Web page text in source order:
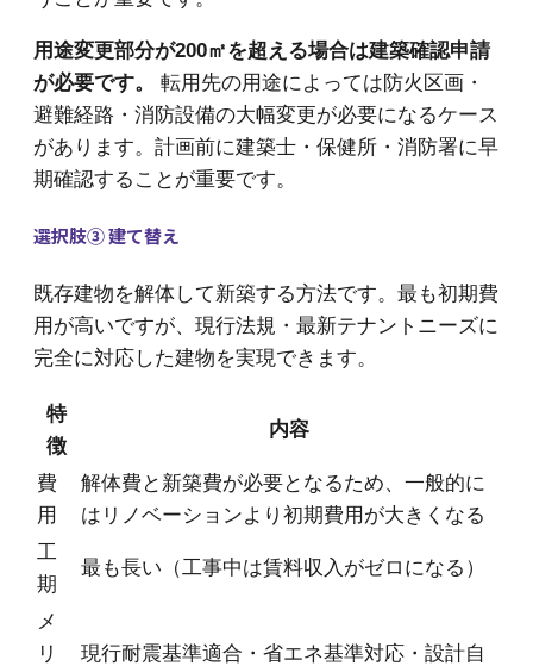
用途変更部分が200㎡を超える場合は建築確認申請
が必要です。
転用先の用途によっては防火区画・
避難経路・消防設備の大幅変更が必要になるケース
があります。計画前に建築士・保健所・消防署に早
期確認することが重要です。
選択肢③ 建て替え
既存建物を解体して新築する方法です。最も初期費
用が高いですが、現行法規・最新テナントニーズに
完全に対応した建物を実現できます。
特
徴
内容
費
用
解体費と新築費が必要となるため、一般的に
はリノベーションより初期費用が大きくなる
工
期
最も長い（工事中は賃料収入がゼロになる）
メ
リ
現行耐震基準適合・省エネ基準対応・設計自